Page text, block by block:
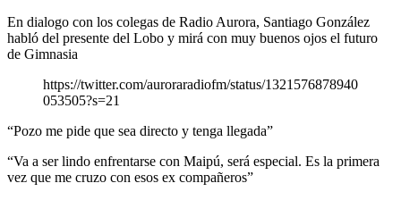
En dialogo con los colegas de Radio Aurora, Santiago González
habló del presente del Lobo y mirá con muy buenos ojos el futuro
de Gimnasia
https://twitter.com/auroraradiofm/status/1321576878940
053505?s=21
“Pozo me pide que sea directo y tenga llegada”
“Va a ser lindo enfrentarse con Maipú, será especial. Es la primera
vez que me cruzo con esos ex compañeros”